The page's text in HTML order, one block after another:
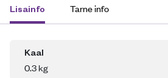
Lisainfo Tarne info
Kaal
0.3 kg